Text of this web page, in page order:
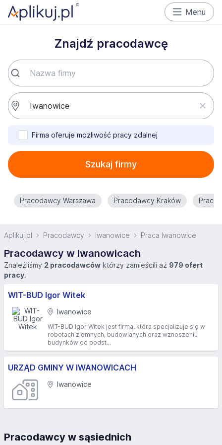
Menu
Znajdź pracodawcę
Firma oferuje możliwość pracy zdalnej
Szukaj firmy
Pracodawcy Warszawa Pracodawcy Kraków
Aplikuj.pl Pracodawcy Iwanowice Praca Iwanowice
Pracodawcy w Iwanowicach
Znaleźliśmy 2 pracodawców którzy zamieścili aż 979 ofert
pracy.
WIT-BUD Igor Witek
Iwanowice
WIT-BUD Igor Witek jest firmą, która specjalizuje się w
robotach ziemnych, budowlanych oraz wznoszeniu
budynków od podst...
URZĄD GMINY W IWANOWICACH
Iwanowice
Pracodawcy w sąsiednich